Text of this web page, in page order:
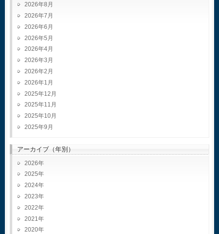
2026年8月
2026年7月
2026年6月
2026年5月
2026年4月
2026年3月
2026年2月
2026年1月
2025年12月
2025年11月
2025年10月
2025年9月
アーカイブ（年別）
2026
2025
2024
2023
2022
2021
2020